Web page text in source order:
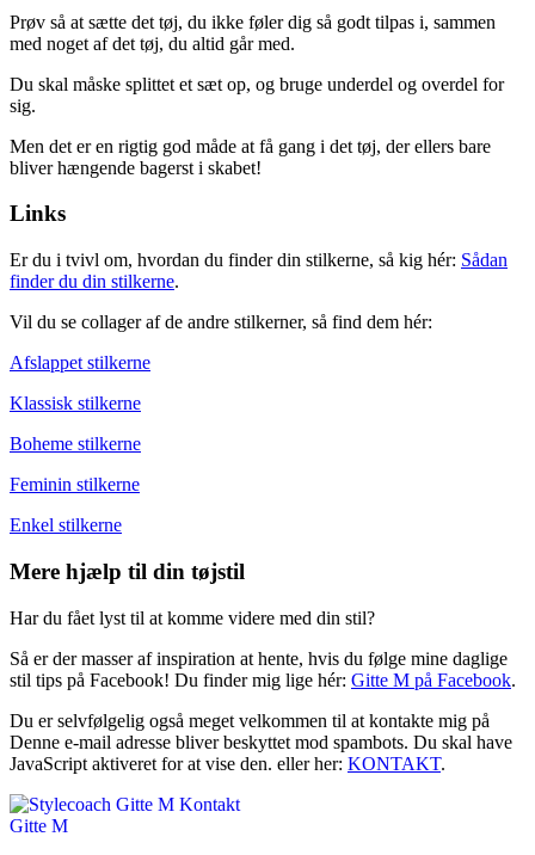
Prøv så at sætte det tøj, du ikke føler dig så godt tilpas i, sammen
med noget af det tøj, du altid går med.
Du skal måske splittet et sæt op, og bruge underdel og overdel for
sig.
Men det er en rigtig god måde at få gang i det tøj, der ellers bare
bliver hængende bagerst i skabet!
Links
Er du i tvivl om, hvordan du finder din stilkerne, så kig hér: Sådan
finder du din stilkerne.
Vil du se collager af de andre stilkerner, så find dem hér:
Afslappet stilkerne
Klassisk stilkerne
Boheme stilkerne
Feminin stilkerne
Enkel stilkerne
Mere hjælp til din tøjstil
Har du fået lyst til at komme videre med din stil?
Så er der masser af inspiration at hente, hvis du følge mine daglige
stil tips på Facebook! Du finder mig lige hér: Gitte M på Facebook.
Du er selvfølgelig også meget velkommen til at kontakte mig på
Denne e-mail adresse bliver beskyttet mod spambots. Du skal have
JavaScript aktiveret for at vise den. eller her: KONTAKT.